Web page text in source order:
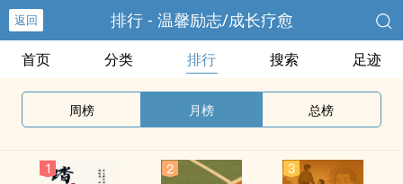
返回 排行 - 温馨励志/成长疗愈
首页 分类 排行 搜索 足迹
周榜 月榜 总榜